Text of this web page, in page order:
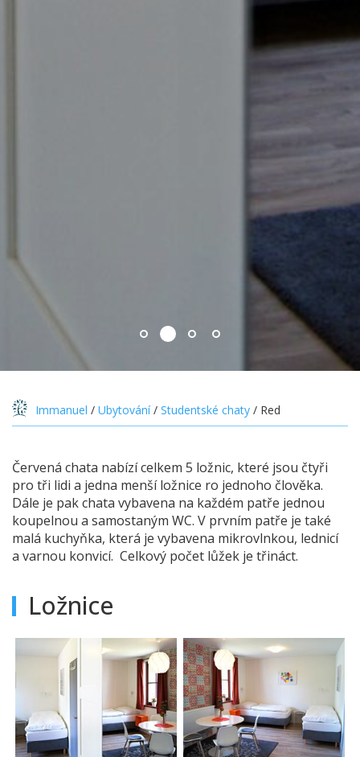
1 2 3 4
Immanuel / Ubytování / Studentské chaty / Red
Červená chata nabízí celkem 5 ložnic, které jsou čtyři
pro tři lidi a jedna menší ložnice ro jednoho člověka.
Dále je pak chata vybavena na každém patře jednou
koupelnou a samostaným WC. V prvním patře je také
malá kuchyňka, která je vybavena mikrovlnkou, lednicí
a varnou konvicí. Celkový počet lůžek je třináct.
Ložnice